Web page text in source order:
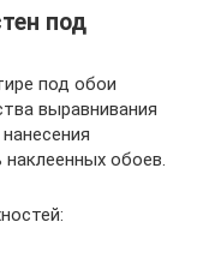
под
под обои
выравнивания
обоев.